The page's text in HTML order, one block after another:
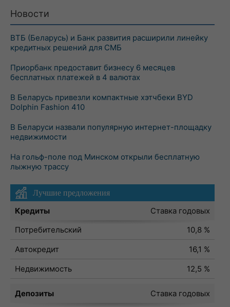
Новости
ВТБ (Беларусь) и Банк развития расширили линейку
кредитных решений для СМБ
Приорбанк предоставит бизнесу 6 месяцев
бесплатных платежей в 4 валютах
В Беларусь привезли компактные хэтчбеки BYD
Dolphin Fashion 410
В Беларуси назвали популярную интернет-площадку
недвижимости
На гольф-поле под Минском открыли бесплатную
лыжную трассу
Лучшие предложения
Кредиты
Ставка годовых
Потребительский
10,8 %
Автокредит
16,1 %
Недвижимость
12,5 %
Депозиты
Ставка годовых